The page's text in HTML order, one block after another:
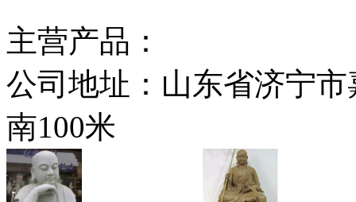
主营产品：
公司地址： 山东省济宁
南100米